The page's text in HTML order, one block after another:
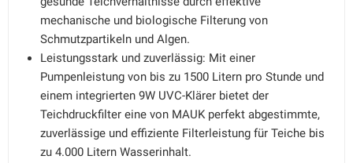
mechanische und biologische Filterung von
Schmutzpartikeln und Algen.
Leistungsstark und zuverlässig: Mit einer
Pumpenleistung von bis zu 1500 Litern pro Stunde und
einem integrierten 9W UVC-Klärer bietet der
Teichdruckfilter eine von MAUK perfekt abgestimmte,
zuverlässige und effiziente Filterleistung für Teiche bis
zu 4.000 Litern Wasserinhalt.